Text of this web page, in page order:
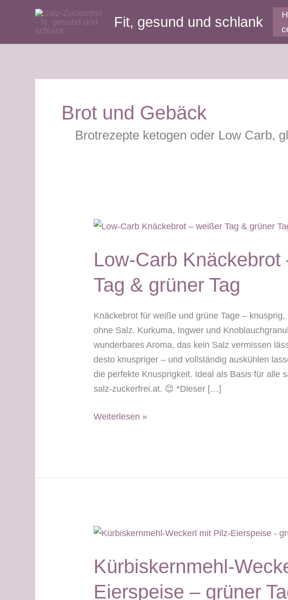
Fit, gesund und schlank
Brot und Gebäck
Brotrezepte ketogen oder Low Carb,
Low-Carb Knäckebrot
Tag & grüner Tag
Knäckebrot für weiße und grüne Tage –
ohne Salz. Kurkuma, Ingwer und
wunderbares Aroma, das kein Salz vermissen
desto knuspriger – und vollständig auskühlen
die perfekte Knusprigkeit. Ideal als Basis für alle
salz-zuckerfrei.at. 😊 *Dieser […]
Low-
Tag
Weiterlesen »
Kürbiskernmehl-
Eierspeise – grüner